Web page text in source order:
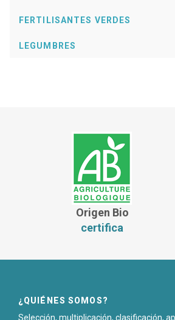
FERTILISANTES VERDES
LEGUMBRES
Origen Bio
certifica
¿QUIÉNES SOMOS?
Selección, multiplicación, clasificación,